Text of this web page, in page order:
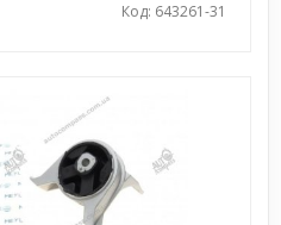
Код: 643261-31